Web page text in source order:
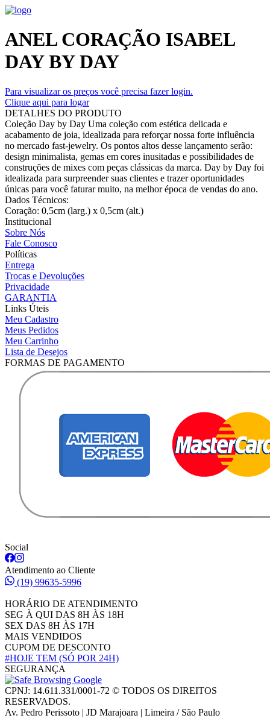
ANEL CORAÇÃO ISABEL
DAY BY DAY
Para visualizar os preços você precisa fazer login.
Clique aqui para logar
DETALHES DO PRODUTO
Coleção Day by Day Uma coleção com estética delicada e
acabamento de joia, idealizada para reforçar nossa forte influência
no mercado fast-jewelry. Os pontos altos desse lançamento serão:
design minimalista, gemas em cores inusitadas e possibilidades de
construções de mixes com peças clássicas da marca. Day by Day foi
idealizada para surpreender suas clientes e trazer oportunidades
únicas para você faturar muito, na melhor época de vendas do ano.
Dados Técnicos:
Coração: 0,5cm (larg.) x 0,5cm (alt.)
Institucional
Sobre Nós
Fale Conosco
Políticas
Entrega
Trocas e Devoluções
Privacidade
GARANTIA
Links Úteis
Meu Cadastro
Meus Pedidos
Meu Carrinho
Lista de Desejos
FORMAS DE PAGAMENTO
Social
Atendimento ao Cliente
(19) 99635-5996
HORÁRIO DE ATENDIMENTO
SEG À QUI DAS 8H ÀS 18H
SEX DAS 8H ÀS 17H
MAIS VENDIDOS
CUPOM DE DESCONTO
#HOJE TEM (SÓ POR 24H)
SEGURANÇA
CPNJ: 14.611.331/0001-72 © TODOS OS DIREITOS
RESERVADOS.
Av. Pedro Perissoto | JD Marajoara | Limeira / São Paulo